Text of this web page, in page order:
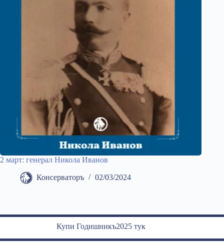
2 март: генерал Никола Иванов
Консерваторъ 02/03/2024
Купи Годишникъ2025 тук